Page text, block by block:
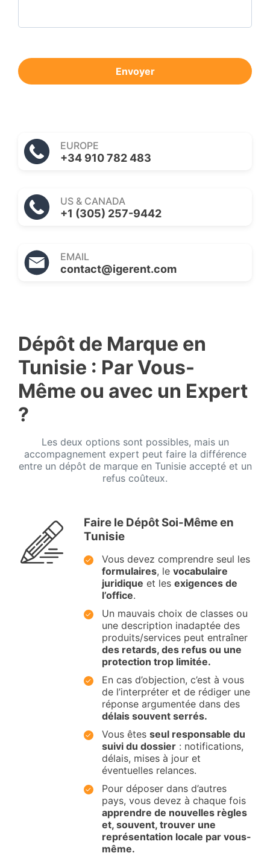
Envoyer
EUROPE
+34 910 782 483
US & CANADA
+1 (305) 257-9442
EMAIL
contact@igerent.com
Dépôt de Marque en
Tunisie : Par Vous-
Même ou avec un Expert
?
Les deux options sont possibles, mais un
accompagnement expert peut faire la différence
entre un dépôt de marque en Tunisie accepté et un
refus coûteux.
Faire le Dépôt Soi-Même en
Tunisie
Vous devez comprendre seul les
formulaires, le vocabulaire
juridique et les exigences de
l’office.
Un mauvais choix de classes ou
une description inadaptée des
produits/services peut entraîner
des retards, des refus ou une
protection trop limitée.
En cas d’objection, c’est à vous
de l’interpréter et de rédiger une
réponse argumentée dans des
délais souvent serrés.
Vous êtes seul responsable du
suivi du dossier : notifications,
délais, mises à jour et
éventuelles relances.
Pour déposer dans d’autres
pays, vous devez à chaque fois
apprendre de nouvelles règles
et, souvent, trouver une
représentation locale par vous-
même.